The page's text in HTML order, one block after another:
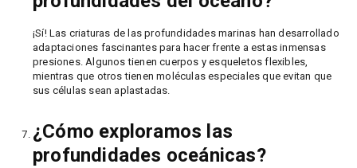
¡Sí! Las criaturas de las profundidades marinas han desarrollado
adaptaciones fascinantes para hacer frente a estas inmensas
presiones. Algunos tienen cuerpos y esqueletos flexibles,
mientras que otros tienen moléculas especiales que evitan que
sus células sean aplastadas.
¿Cómo exploramos las
profundidades oceánicas?